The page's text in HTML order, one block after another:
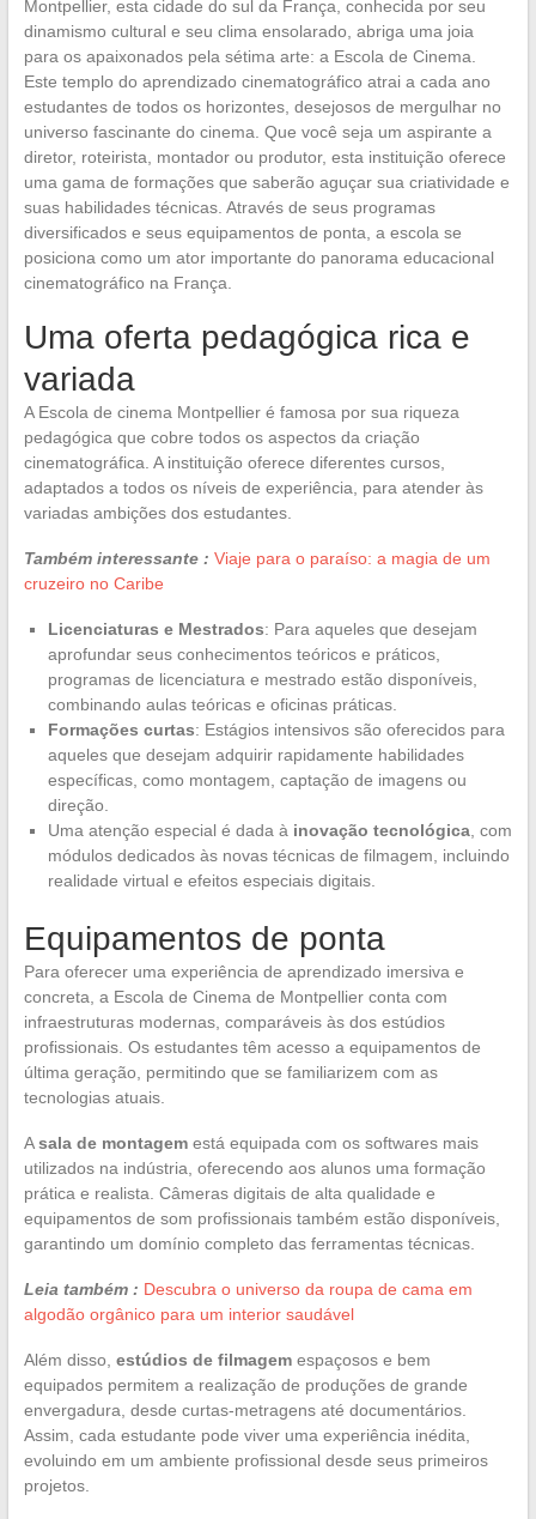
Montpellier, esta cidade do sul da França, conhecida por seu
dinamismo cultural e seu clima ensolarado, abriga uma joia
para os apaixonados pela sétima arte: a Escola de Cinema.
Este templo do aprendizado cinematográfico atrai a cada ano
estudantes de todos os horizontes, desejosos de mergulhar no
universo fascinante do cinema. Que você seja um aspirante a
diretor, roteirista, montador ou produtor, esta instituição oferece
uma gama de formações que saberão aguçar sua criatividade e
suas habilidades técnicas. Através de seus programas
diversificados e seus equipamentos de ponta, a escola se
posiciona como um ator importante do panorama educacional
cinematográfico na França.
Uma oferta pedagógica rica e
variada
A Escola de cinema Montpellier é famosa por sua riqueza
pedagógica que cobre todos os aspectos da criação
cinematográfica. A instituição oferece diferentes cursos,
adaptados a todos os níveis de experiência, para atender às
variadas ambições dos estudantes.
Também interessante : Viaje para o paraíso: a magia de um
cruzeiro no Caribe
Licenciaturas e Mestrados: Para aqueles que desejam
aprofundar seus conhecimentos teóricos e práticos,
programas de licenciatura e mestrado estão disponíveis,
combinando aulas teóricas e oficinas práticas.
Formações curtas: Estágios intensivos são oferecidos para
aqueles que desejam adquirir rapidamente habilidades
específicas, como montagem, captação de imagens ou
direção.
Uma atenção especial é dada à inovação tecnológica, com
módulos dedicados às novas técnicas de filmagem, incluindo
realidade virtual e efeitos especiais digitais.
Equipamentos de ponta
Para oferecer uma experiência de aprendizado imersiva e
concreta, a Escola de Cinema de Montpellier conta com
infraestruturas modernas, comparáveis às dos estúdios
profissionais. Os estudantes têm acesso a equipamentos de
última geração, permitindo que se familiarizem com as
tecnologias atuais.
Asala de montagemestá equipada com os softwares mais
utilizados na indústria, oferecendo aos alunos uma formação
prática e realista. Câmeras digitais de alta qualidade e
equipamentos de som profissionais também estão disponíveis,
garantindo um domínio completo das ferramentas técnicas.
Leia também : Descubra o universo da roupa de cama em
algodão orgânico para um interior saudável
Além disso, estúdios de filmagemespaçosos e bem
equipados permitem a realização de produções de grande
envergadura, desde curtas-metragens até documentários.
Assim, cada estudante pode viver uma experiência inédita,
evoluindo em um ambiente profissional desde seus primeiros
projetos.